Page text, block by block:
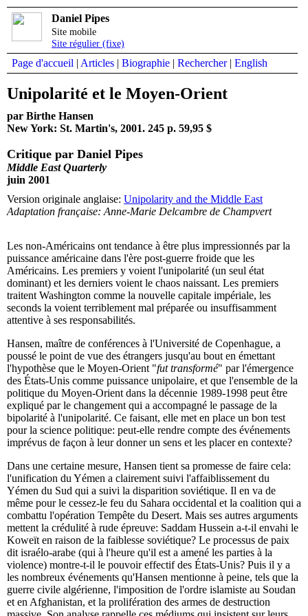
Daniel Pipes
Site mobile
Site régulier (fixe)
Page d'accueil | Articles | Biographie | Rechercher| English
Unipolarité et le Moyen-Orient
par Birthe Hansen
New York: St. Martin's, 2001. 245 p. 59,95 $
Critique par Daniel Pipes
Middle East Quarterly
juin 2001
Version originale anglaise: Unipolarity and the Middle East
Adaptation française: Anne-Marie Delcambre de Champvert
Les non-Américains ont tendance à être plus impressionnés par la
puissance américaine dans l'ère post-guerre froide que les
Américains. Les premiers y voient l'unipolarité (un seul état
dominant) et les derniers voient le chaos naissant. Les premiers
traitent Washington comme la nouvelle capitale impériale, les
seconds la voient terriblement mal préparée ou insuffisamment
attentive à ses responsabilités.
Hansen, maître de conférences à l'Université de Copenhague, a
poussé le point de vue des étrangers jusqu'au bout en émettant
l'hypothèse que le Moyen-Orient "fut transformé" par l'émergence
des États-Unis comme puissance unipolaire, et que l'ensemble de la
politique du Moyen-Orient dans la décennie 1989-1998 peut être
expliqué par le changement qui a accompagné le passage de la
bipolarité à l'unipolarité. Ce faisant, elle met en place un bon test
pour la science politique: peut-elle rendre compte des événements
imprévus de façon à leur donner un sens et les placer en contexte?
Dans une certaine mesure, Hansen tient sa promesse de faire cela:
l'unification du Yémen a clairement suivi l'affaiblissement du
Yémen du Sud qui a suivi la disparition soviétique. Il en va de
même pour le cessez-le feu du Sahara occidental et la coalition qui a
combattu l'opération Tempête du Desert. Mais ses autres arguments
mettent la crédulité à rude épreuve: Saddam Hussein a-t-il envahi le
Koweït en raison de la faiblesse soviétique? Le processus de paix
dit israélo-arabe (qui à l'heure qu'il est a amené les parties à la
violence) montre-t-il le pouvoir effectif des États-Unis? Puis il y a
les nombreux événements qu'Hansen mentionne à peine, tels que la
guerre civile algérienne, l'imposition de l'ordre islamiste au Soudan
et en Afghanistan, et la prolifération des armes de destruction